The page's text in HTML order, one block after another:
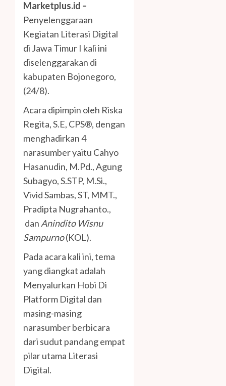
Marketplus.id –
Penyelenggaraan
Kegiatan Literasi Digital
di Jawa Timur I kali ini
diselenggarakan di
kabupaten Bojonegoro,
(24/8).
Acara dipimpin oleh Riska
Regita, S.E, CPS®, dengan
menghadirkan 4
narasumber yaitu Cahyo
Hasanudin, M.Pd., Agung
Subagyo, S.STP, M.Si.,
Vivid Sambas, ST, MMT.,
Pradipta Nugrahanto.,
dan Anindito Wisnu
Sampurno(KOL).
Pada acara kali ini, tema
yang diangkat adalah
Menyalurkan Hobi Di
Platform Digital dan
masing-masing
narasumber berbicara
dari sudut pandang empat
pilar utama Literasi
Digital.